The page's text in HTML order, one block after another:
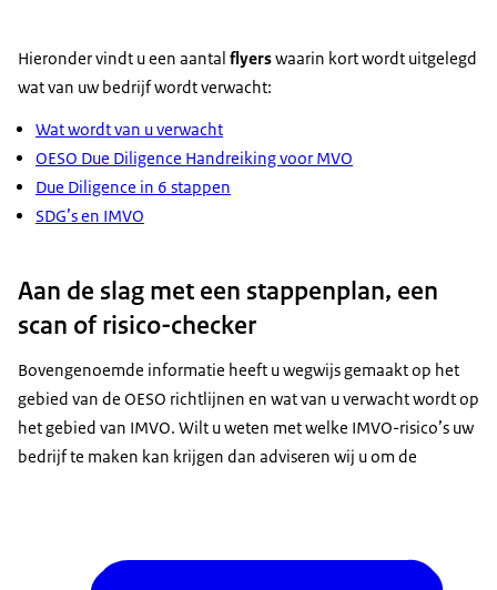
Hieronder vindt u een aantal flyerswaarin kort wordt uitgelegd
wat van uw bedrijf wordt verwacht:
Wat wordt van u verwacht
OESO Due Diligence Handreiking voor MVO
Due Diligence in 6 stappen
SDG’s en IMVO
Aan de slag met een stappenplan, een
scan of risico-checker
Bovengenoemde informatie heeft u wegwijs gemaakt op het
gebied van de OESO richtlijnen en wat van u verwacht wordt op
het gebied van IMVO. Wilt u weten met welke IMVO-risico’s uw
bedrijf te maken kan krijgen dan adviseren wij u om de